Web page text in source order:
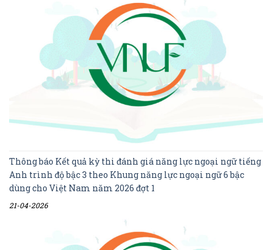
Thông báo Kết quả kỳ thi đánh giá năng lực ngoại ngữ tiếng
Anh trình độ bậc 3 theo Khung năng lực ngoại ngữ 6 bậc
dùng cho Việt Nam năm 2026 đợt 1
21-04-2026